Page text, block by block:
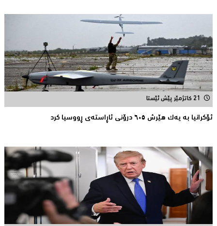
21 کاتژمێر پێش ئێستا
ئۆکرانیا بە یەک هێرش ٦٠٥ درۆنی ئاڕاستەى ڕووسیا کرد